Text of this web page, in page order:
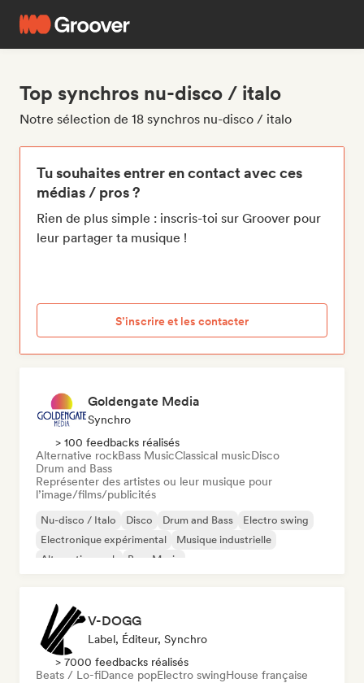
Top synchros nu-disco / italo
Notre sélection de 18 synchros nu-disco / italo
Tu souhaites entrer en contact avec ces
médias / pros ?
Rien de plus simple : inscris-toi sur Groover pour
leur partager ta musique !
S’inscrire et les contacter
Goldengate Media
Synchro
> 100 feedbacks réalisés
Alternative rockBass MusicClassical musicDisco
Drum and Bass
Représenter des artistes ou leur musique pour
l’image/films/publicités
Nu-disco / Italo Disco Drum and Bass
Electro swing
Electronique expérimental
Musique industrielle
Alternative rock
Bass Music
V-DOGG
Label, Éditeur, Synchro
> 7000 feedbacks réalisés
Beats / Lo-fiDance popElectro swingHouse française